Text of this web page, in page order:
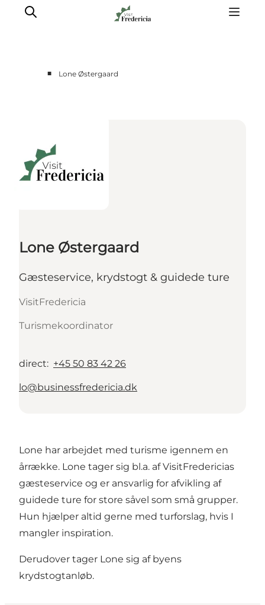
Overnatning
Planlæg din tur
Book guidet tur
■ Lone Østergaard
Lone Østergaard
Gæsteservice, krydstogt & guidede ture
VisitFredericia
Turismekoordinator
direct: +45 50 83 42 26
lo@businessfredericia.dk
Lone har arbejdet med turisme igennem en
årrække. Lone tager sig bl.a. af VisitFredericias
gæsteservice og er ansvarlig for afvikling af
guidede ture for store såvel som små grupper.
Hun hjælper altid gerne med turforslag, hvis I
mangler inspiration.
Derudover tager Lone sig af byens
krydstogtanløb.